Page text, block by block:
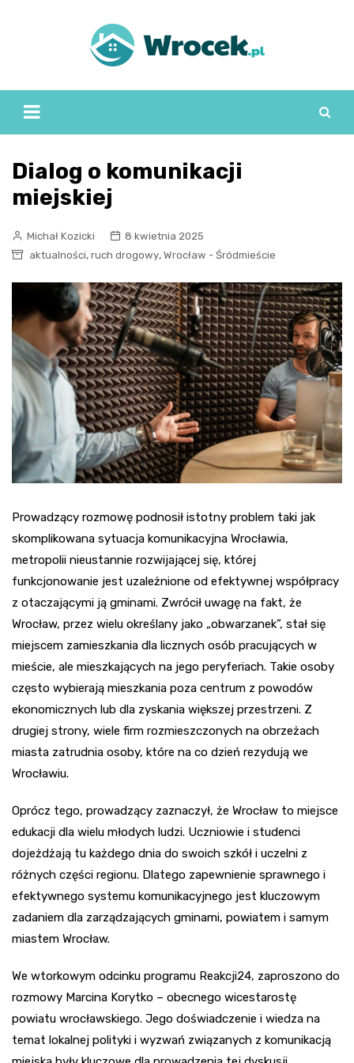
Dialog o komunikacji
miejskiej
Michał Kozicki
8 kwietnia 2025
aktualności, ruch drogowy, Wrocław - Śródmieście
Prowadzący rozmowę podnosił istotny problem taki jak
skomplikowana sytuacja komunikacyjna Wrocławia,
metropolii nieustannie rozwijającej się, której
funkcjonowanie jest uzależnione od efektywnej współpracy
z otaczającymi ją gminami. Zwrócił uwagę na fakt, że
Wrocław, przez wielu określany jako „obwarzanek”, stał się
miejscem zamieszkania dla licznych osób pracujących w
mieście, ale mieszkających na jego peryferiach. Takie osoby
często wybierają mieszkania poza centrum z powodów
ekonomicznych lub dla zyskania większej przestrzeni. Z
drugiej strony, wiele firm rozmieszczonych na obrzeżach
miasta zatrudnia osoby, które na co dzień rezydują we
Wrocławiu.
Oprócz tego, prowadzący zaznaczył, że Wrocław to miejsce
edukacji dla wielu młodych ludzi. Uczniowie i studenci
dojeżdżają tu każdego dnia do swoich szkół i uczelni z
różnych części regionu. Dlatego zapewnienie sprawnego i
efektywnego systemu komunikacyjnego jest kluczowym
zadaniem dla zarządzających gminami, powiatem i samym
miastem Wrocław.
We wtorkowym odcinku programu Reakcji24, zaproszono do
rozmowy Marcina Korytko – obecnego wicestarostę
powiatu wrocławskiego. Jego doświadczenie i wiedza na
temat lokalnej polityki i wyzwań związanych z komunikacją